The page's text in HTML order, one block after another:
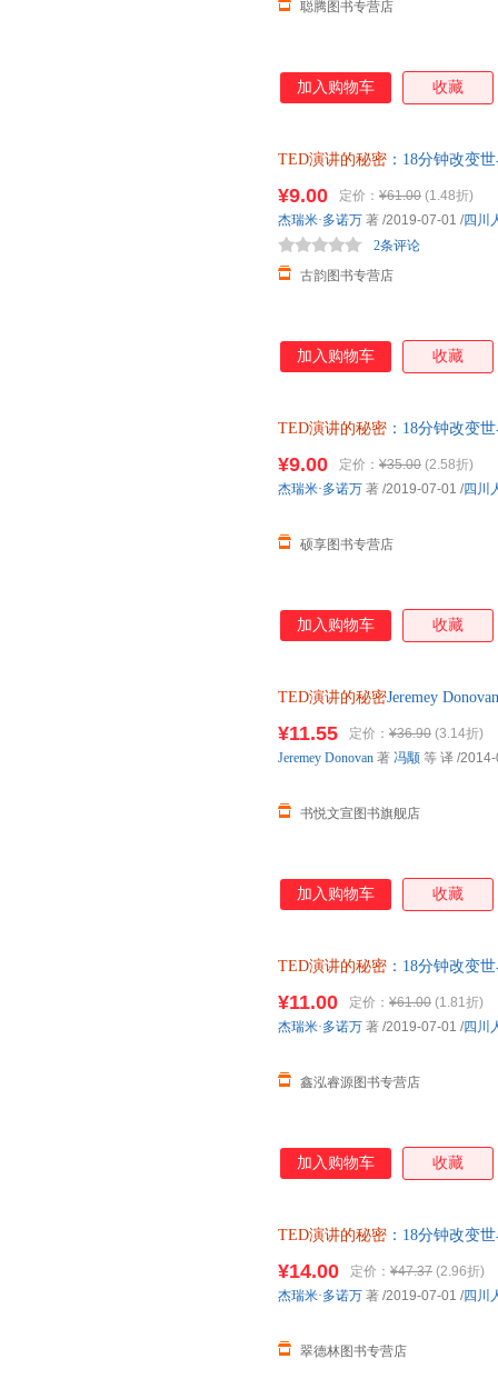
聪腾图书专营店
加入购物车 收藏
TED演讲的秘密 ：18分钟改变
¥9.00 定价： ¥61.00 (1.48折)
古韵图书专营店
2条评论
杰瑞米·多诺万 著 /2019-07-01 /四川
加入购物车 收藏
TED演讲的秘密 ：18分钟改变
¥9.00 定价： ¥35.00 (2.58折)
硕享图书专营店
杰瑞米·多诺万 著 /2019-07-01 /四川
加入购物车 收藏
TED演讲的秘密Jeremey
心选购
¥11.55 定价： ¥36.90 (3.14折)
书悦文宣图书旗舰店
Jeremey Donovan 著 冯颙 等 译 /
加入购物车 收藏
TED演讲的秘密 ：18分钟改变
¥11.00 定价： ¥61.00 (1.81折)
鑫泓睿源图书专营店
杰瑞米·多诺万 著 /2019-07-01 /四川
加入购物车 收藏
TED演讲的秘密 ：18分钟改变
¥14.00 定价： ¥47.37 (2.96折)
翠德林图书专营店
杰瑞米·多诺万 著 /2019-07-01 /四川